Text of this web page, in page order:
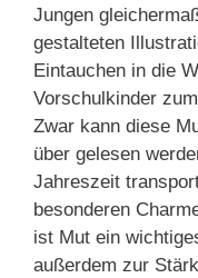
Jungen
gestalteten
Eintauchen in die
Vorschulkinder
Zwar kann diese
über gelesen
Jahreszeit
besonderen
ist Mut ein
außerdem zur